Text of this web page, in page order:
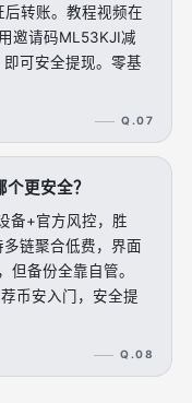
转账。教程视频在
邀请码ML53KJI减
可安全提现。零基
Q.07
更安全？
备+官方风控，胜
链聚合低费，界面
但备份全靠自管。
币安入门，安全提
Q.08